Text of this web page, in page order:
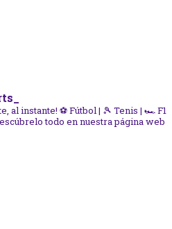
al instante! ⚽ Fútbol | 🎾 Tenis | 🏎️ F1
todo en nuestra página web